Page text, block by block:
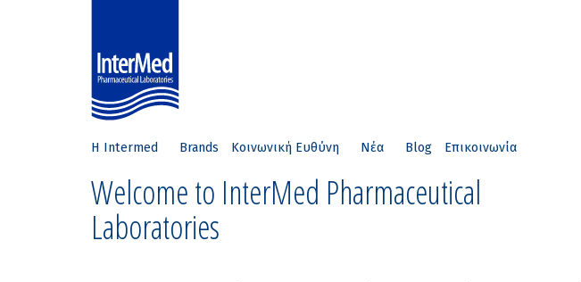
Η Intermed Brands Κοινωνική Ευθύνη Νέα Blog Επικοινωνία
Welcome to InterMed Pharmaceutical
Laboratories